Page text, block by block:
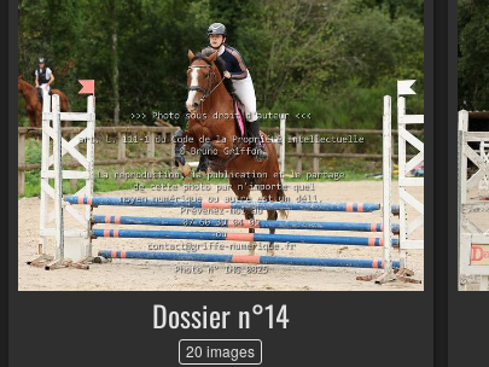
Dossier n°14
20 images